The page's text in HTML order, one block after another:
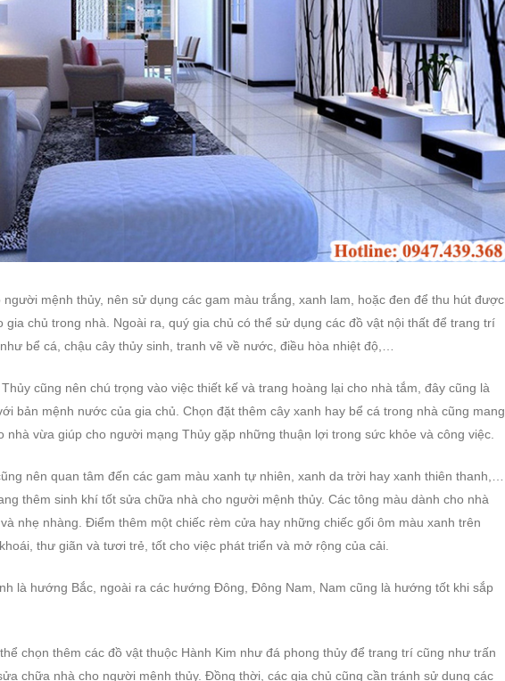
mệnh thủy, nên sử dụng các gam màu trắng, xanh lam, hoặc đen để thu hút được
gia chủ trong nhà. Ngoài ra, quý gia chủ có thể sử dụng các đồ vật nội thất để trang trí
bể cá, chậu cây thủy sinh, tranh vẽ về nước, điều hòa nhiệt độ,…
cũng nên chú trọng vào việc thiết kế và trang hoàng lại cho nhà tắm, đây cũng là
bản mệnh nước của gia chủ. Chọn đặt thêm cây xanh hay bể cá trong nhà cũng mang
nhà vừa giúp cho người mạng Thủy gặp những thuận lợi trong sức khỏe và công việc.
nên quan tâm đến các gam màu xanh tự nhiên, xanh da trời hay xanh thiên thanh,…
thêm sinh khí tốt sửa chữa nhà cho người mệnh thủy. Các tông màu dành cho nhà
nhẹ nhàng. Điểm thêm một chiếc rèm cửa hay những chiếc gối ôm màu xanh trên
thư giãn và tươi trẻ, tốt cho việc phát triển và mở rộng của cải.
là hướng Bắc, ngoài ra các hướng Đông, Đông Nam, Nam cũng là hướng tốt khi sắp
chọn thêm các đồ vật thuộc Hành Kim như đá phong thủy để trang trí cũng như trấn
chữa nhà cho người mệnh thủy. Đồng thời, các gia chủ cũng cần tránh sử dụng các